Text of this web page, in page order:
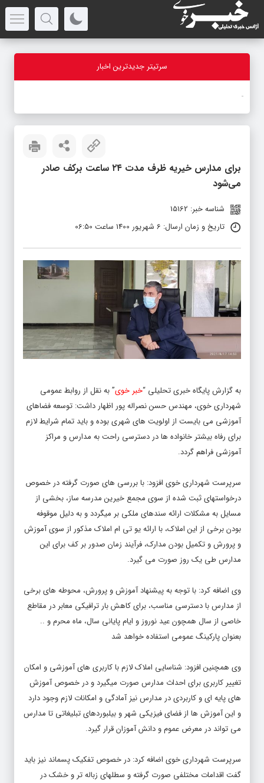
سرتیتر جدیدترین اخبار
-
برای مدارس خیریه ظرف مدت ۲۴ ساعت برکف صادر
می‌شود
شناسه خبر: 15162
تاریخ و زمان ارسال: 6 شهریور 1400 ساعت 06:50
به گزارش پایگاه خبری تحلیلی “خبر خوی” به نقل از روابط عمومی
شهرداری خوی، مهندس حسن نصراله پور اظهار داشت: توسعه فضاهای
آموزشی می بایست از اولویت های شهری بوده و باید تمام شرایط لازم
برای رفاه بیشتر خانواده ها در دسترسی راحت به مدارس و مراکز
آموزشی فراهم گردد.
سرپرست شهرداری خوی افزود: با بررسی های صورت گرفته در خصوص
درخواستهای ثبت شده از سوی مجمع خیرین مدرسه ساز، بخشی از
مسایل به مشکلات ارائه سندهای ملکی بر میگردد و به دلیل موقوفه
بودن برخی از این املاک، با ارائه یو تی ام املاک مذکور از سوی آموزش
و پرورش و تکمیل بودن مدارک، فرآیند زمان صدور بر کف برای این
مدارس طی یک روز صورت می گیرد.
وی اضافه کرد: با توجه به پیشنهاد آموزش و پرورش، محوطه های برخی
از مدارس با دسترسی مناسب، برای کاهش بار ترافیکی معابر در مقاطع
خاصی از سال همچون عید نوروز و ایام پایانی سال، ماه محرم و ..
بعنوان پارکینگ عمومی استفاده خواهد شد
وی همچنین افزود: شناسایی املاک لازم با کاربری های آموزشی و امکان
تغییر کاربری برای احداث مدارس صورت میگیرد و در خصوص آموزش
های پایه ای و کاربردی در مدارس نیز آمادگی و امکانات لازم وجود دارد
و این آموزش ها از فضای فیزیکی شهر و بیلبوردهای تبلیغاتی تا مدارس
می تواند در معرض عموم و دانش آموزان قرار گیرد.
سرپرست شهرداری خوی اضافه کرد: در خصوص تفکیک پسماند نیز باید
گفت اقدامات مختلفی صورت گرفته و سطلهای زباله تر و خشک در